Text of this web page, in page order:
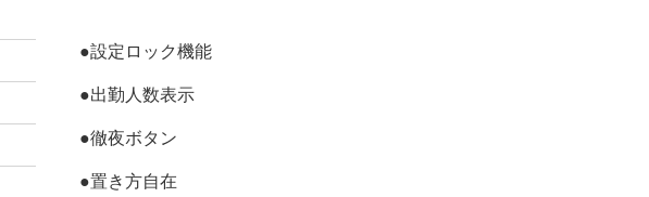
●設定ロック機能
●出勤人数表示
●徹夜ボタン
●置き方自在